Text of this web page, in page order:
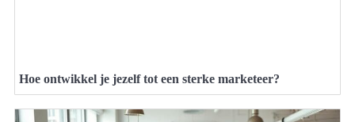
Hoe ontwikkel je jezelf tot een sterke marketeer?